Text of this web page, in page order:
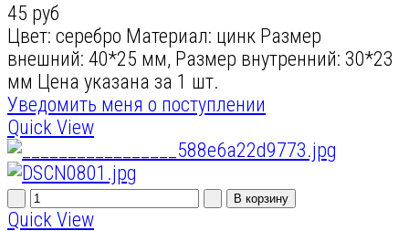
45 руб
Цвет: серебро Материал: цинк Размер
внешний: 40*25 мм, Размер внутренний: 30*23
мм Цена указана за 1 шт.
Уведомить меня о поступлении
Quick View
Quick View